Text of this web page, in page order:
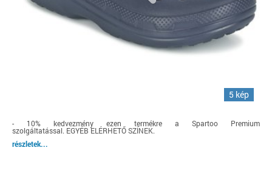
5 kép
- 10% kedvezmény ezen termékre a Spartoo Premium
szolgáltatással. EGYÉB ELÉRHETŐ SZÍNEK.
részletek...